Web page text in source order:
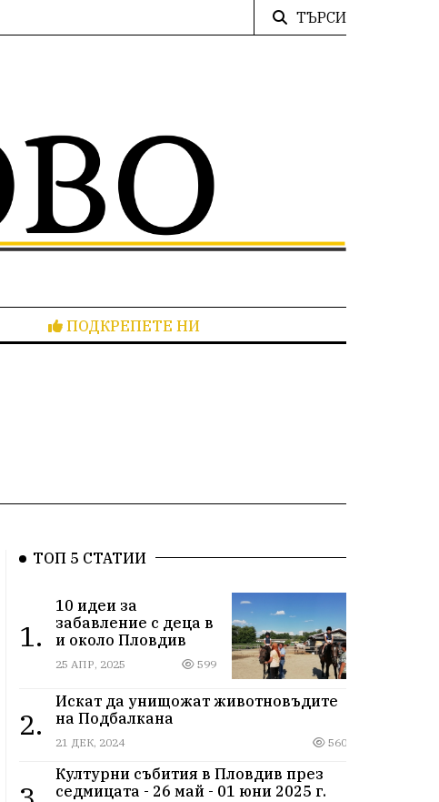
ТЪРСИ
ПОДКРЕПЕТЕ НИ
ТОП 5 СТАТИИ
1.
10 идеи за
забавление с деца в
и около Пловдив
25 АПР, 2025 599
2.
Искат да унищожат животновъдите
на Подбалкана
21 ДЕК, 2024 560
Културни събития в Пловдив през
седмицата - 26 май - 01 юни 2025 г.